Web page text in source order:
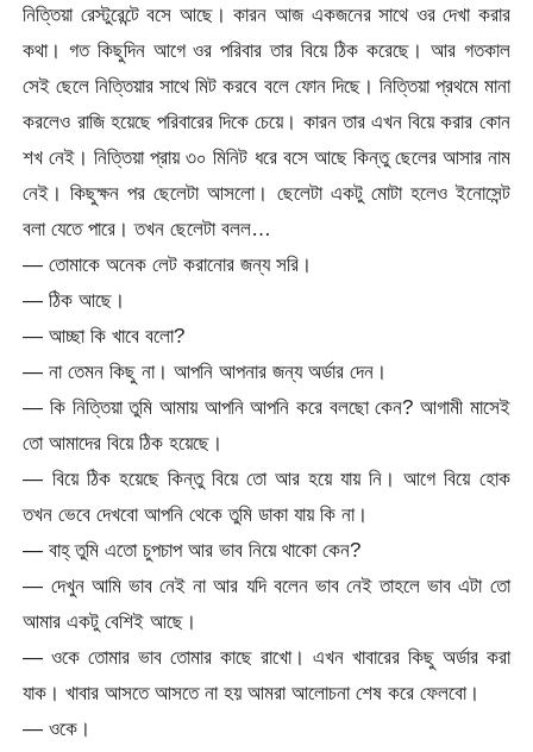
নিত্তিয়া রেস্টুরেন্টে বসে আছে। কারন আজ একজনের সাথে ওর দেখা করার
কথা। গত কিছুদিন আগে ওর পরিবার তার বিয়ে ঠিক করেছে। আর গতকাল
সেই ছেলে নিত্তিয়ার সাথে মিট করবে বলে ফোন দিছে। নিত্তিয়া প্রথমে মানা
করলেও রাজি হয়েছে পরিবারের দিকে চেয়ে। কারন তার এখন বিয়ে করার কোন
শখ নেই। নিত্তিয়া প্রায় ৩০ মিনিট ধরে বসে আছে কিন্তু ছেলের আসার নাম
নেই। কিছুক্ষন পর ছেলেটা আসলো। ছেলেটা একটু মোটা হলেও ইনোসেন্ট
বলা যেতে পারে। তখন ছেলেটা বলল…
— তোমাকে অনেক লেট করানোর জন্য সরি।
— ঠিক আছে।
— আচ্ছা কি খাবে বলো?
— না তেমন কিছু না। আপনি আপনার জন্য অর্ডার দেন।
— কি নিত্তিয়া তুমি আমায় আপনি আপনি করে বলছো কেন? আগামী মাসেই
তো আমাদের বিয়ে ঠিক হয়েছে।
— বিয়ে ঠিক হয়েছে কিন্তু বিয়ে তো আর হয়ে যায় নি। আগে বিয়ে হোক
তখন ভেবে দেখবো আপনি থেকে তুমি ডাকা যায় কি না।
— বাহ্ তুমি এতো চুপচাপ আর ভাব নিয়ে থাকো কেন?
— দেখুন আমি ভাব নেই না আর যদি বলেন ভাব নেই তাহলে ভাব এটা তো
আমার একটু বেশিই আছে।
— ওকে তোমার ভাব তোমার কাছে রাখো। এখন খাবারের কিছু অর্ডার করা
যাক। খাবার আসতে আসতে না হয় আমরা আলোচনা শেষ করে ফেলবো।
— ওকে।